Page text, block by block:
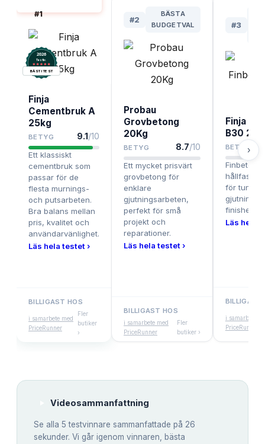
#1
2026
Testix.
BÄST I TEST
Finja
Cementbruk A
25kg
BETYG 9.1/10
Ett klassiskt
cementbruk som
passar för de
flesta murnings-
och putsarbeten.
Bra balans mellan
pris, kvalitet och
användarvänlighet.
Läs hela testet ›
BILLIGAST HOS
i samarbete med
PriceRunner
Fler
butiker
›
#2
BÄSTA
BUDGETVAL
Probau
Grovbetong
20Kg
BETYG 8.7/10
Ett mycket prisvärt
grovbetong för
enklare
gjutningsarbeten,
perfekt för små
projekt och
reparationer.
Läs hela testet ›
BILLIGAST HOS
i samarbete med
PriceRunner
Fler
butiker ›
#3
Finja
B30
BETYG
Finbetong
för tunna
gjutningar
finishen
Läs hela
BILLIGAST
i samarbete
PriceRunner
›
Videosammanfattning
Se alla 5 testvinnare sammanfattade på 26
sekunder. Vi går igenom vinnaren, bästa